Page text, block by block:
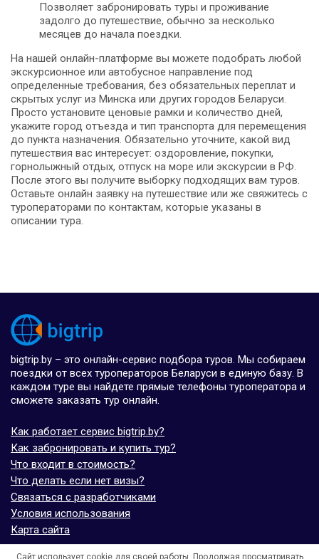
Позволяет забронировать туры и проживание
задолго до путешествие, обычно за несколько
месяцев до начала поездки.
На нашей онлайн-платформе вы можете подобрать любой
экскурсионное или автобусное направление под
определенные требования, без обязательных переплат и
скрытых услуг из Минска или других городов Беларуси.
Просто установите ценовые рамки и количество дней,
укажите город отъезда и тип транспорта для перемещения
до пункта назначения. Обязательно уточните, какой вид
путешествия вас интересует: оздоровление, покупки,
горнолыжный отдых, отпуск на море или экскурсии в РФ.
После этого вы получите выборку подходящих вам туров.
Оставьте онлайн заявку на путешествие или же свяжитесь с
туроператорами по контактам, которые указаны в
описании тура.
bigtrip.by – это онлайн-сервис подбора туров. Мы собираем
поездки от всех туроператоров Беларуси в единую базу. В
каждом туре вы найдете прямые телефоны туроператора и
сможете заказать тур онлайн.
Как работает сервис bigtrip.by?
Как забронировать и купить тур?
Что входит в стоимость?
Что делать если нет визы?
Связаться с разработчиками
Условия использования
Карта сайта
Сайт использует cookie для своей работы. Продолжая просматривать